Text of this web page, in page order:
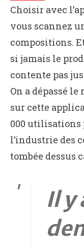
Choisir avec
vous scannez
compositions.
si jamais le
contente pas
On a dépassé
sur cette
000 utilisations
l’industrie des
tombée dessus
Il y